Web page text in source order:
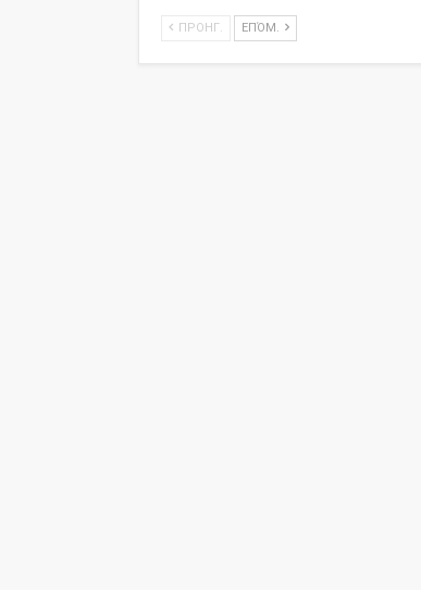
ΠΡΟΗΓ. ΕΠΌΜ.